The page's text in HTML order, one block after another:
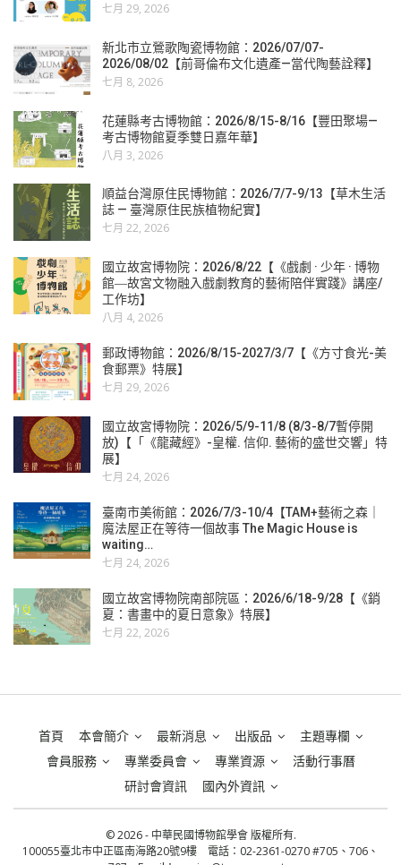
七月 29, 2026
新北市立鶯歌陶瓷博物館：2026/07/07-
2026/08/02【前哥倫布文化遺產—當代陶藝詮釋】
七月 8, 2026
花蓮縣考古博物館：2026/8/15-8/16【豐田聚場—
考古博物館夏季雙日嘉年華】
八月 3, 2026
順益台灣原住民博物館：2026/7/7-9/13【草木生活
誌 — 臺灣原住民族植物紀實】
七月 22, 2026
國立故宮博物院：2026/8/22【《戲劇 · 少年 · 博物
館―故宮文物融入戲劇教育的藝術陪伴實踐》講座/
工作坊】
八月 4, 2026
郵政博物館：2026/8/15-2027/3/7【《方寸食光-美
食郵票》特展】
七月 29, 2026
國立故宮博物院：2026/5/9-11/8 (8/3-8/7暫停開
放)【「《龍藏經》-皇權. 信仰. 藝術的盛世交響」特
展】
七月 24, 2026
臺南市美術館：2026/7/3-10/4【TAM+藝術之森｜
魔法屋正在等待一個故事 The Magic House is
waiting…
七月 24, 2026
國立故宮博物院南部院區：2026/6/18-9/28【《銷
夏：書畫中的夏日意象》特展】
七月 22, 2026
首頁 本會簡介 最新消息 出版品
主題專欄
會員服務
專業委員會 專業資源
活動行事曆
研討會資訊
國內外資訊
© 2026 - 中華民國博物館學會 版權所有.
100055臺北市中正區南海路20號9樓 電話：02-2361-0270 #705、706、